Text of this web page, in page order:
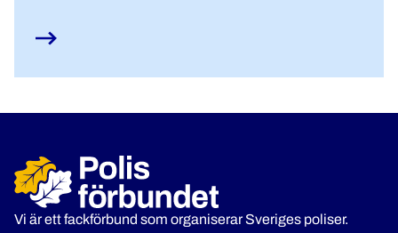
Vi är ett fackförbund som organiserar Sveriges poliser.